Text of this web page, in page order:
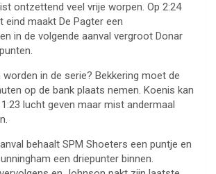
ontzettend veel vrije worpen. Op 2:24
eind maakt De Pagter een
in de volgende aanval vergroot Donar
in de serie? Bekkering moet de
op de bank plaats nemen. Koenis kan
lucht geven maar mist andermaal
behaalt SPM Shoeters een puntje en
een driepunter binnen.